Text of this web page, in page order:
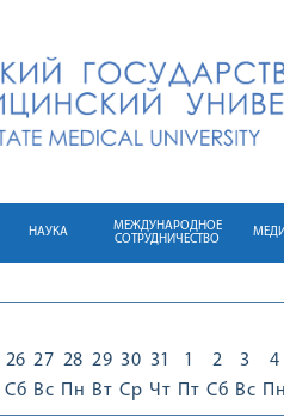
НАУКА
МЕЖДУНАРОДНОЕ
СОТРУДНИЧЕСТВО
26
Сб
27
Вс
28
Пн
29
Вт
30
Ср
31
Чт
1
Пт
2
Сб
3
Вс
4